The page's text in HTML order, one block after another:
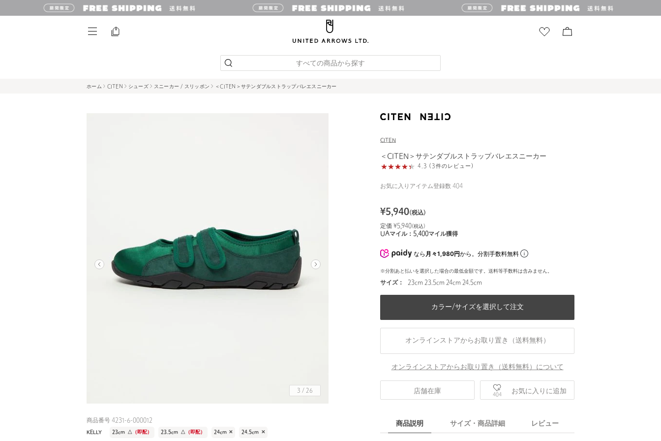
すべての商品から探す
ホーム CITEN シューズ スニーカー / スリッポン ＜CITEN＞サテンダブルストラップバレエスニーカー
3 / 26
商品番号 4231-6-000012
KELLY 23cm △ （即配） 23.5cm △ （即配） 24cm ✕ 24.5cm ✕
CITEN
＜CITEN＞サテンダブルストラップバレエスニーカー
4.3 (3件のレビュー)
お気に入りアイテム登録数 404
¥5,940(税込)
定価 ¥5,940(税込)
UAマイル： 5,400マイル獲得
なら 月々1,980円から。分割手数料無料
※分割あと払いを選択した場合の最低金額です。送料等手数料は含みません。
サイズ： 23cm 23.5cm 24cm 24.5cm
カラー/サイズを選択して注文
オンラインストアからお取り置き（送料無料）
オンラインストアからお取り置き（送料無料）について
店舗在庫
404 お気に入りに追加
商品説明 サイズ・商品詳細 レビュー